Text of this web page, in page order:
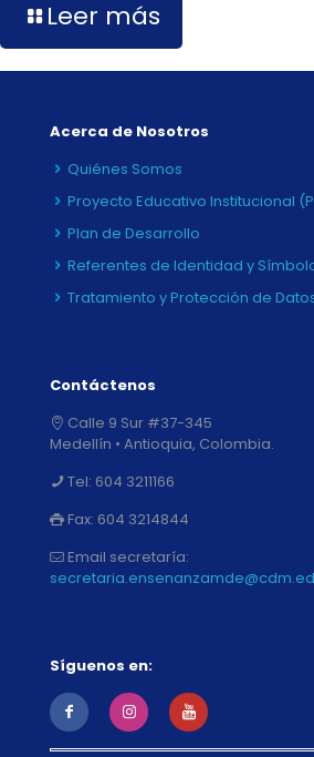
Leer más
Acerca de Nosotros
Quiénes Somos
Proyecto Educativo Institucional
Plan de Desarrollo
Referentes de Identidad y
Tratamiento y Protección de
Contáctenos
Calle 9 Sur #37-345
Medellín • Antioquia, Colombia.
Tel: 604 3211166
Fax: 604 3214844
Email secretaría:
Síguenos en: